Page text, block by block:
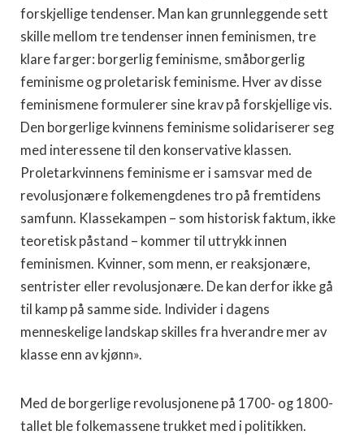
forskjellige tendenser. Man kan grunnleggende sett
skille mellom tre tendenser innen feminismen, tre
klare farger: borgerlig feminisme, småborgerlig
feminisme og proletarisk feminisme. Hver av disse
feminismene formulerer sine krav på forskjellige vis.
Den borgerlige kvinnens feminisme solidariserer seg
med interessene til den konservative klassen.
Proletarkvinnens feminisme er i samsvar med de
revolusjonære folkemengdenes tro på fremtidens
samfunn. Klassekampen – som historisk faktum, ikke
teoretisk påstand – kommer til uttrykk innen
feminismen. Kvinner, som menn, er reaksjonære,
sentrister eller revolusjonære. De kan derfor ikke gå
til kamp på samme side. Individer i dagens
menneskelige landskap skilles fra hverandre mer av
klasse enn av kjønn».
Med de borgerlige revolusjonene på 1700- og 1800-
tallet ble folkemassene trukket med i politikken.